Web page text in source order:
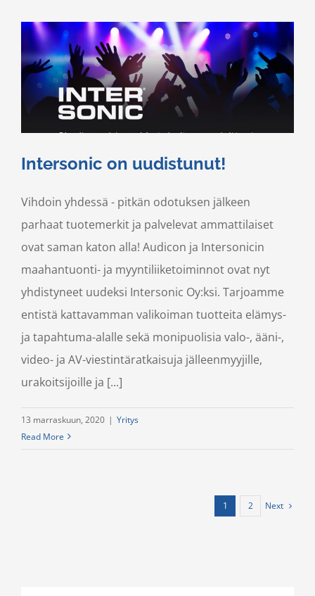
Intersonic on uudistunut!
Vihdoin yhdessä - pitkän odotuksen jälkeen
parhaat tuotemerkit ja palvelevat ammattilaiset
ovat saman katon alla! Audicon ja Intersonicin
maahantuonti- ja myyntiliiketoiminnot ovat nyt
yhdistyneet uudeksi Intersonic Oy:ksi. Tarjoamme
entistä kattavamman valikoiman tuotteita elämys-
ja tapahtuma-alalle sekä monipuolisia valo-, ääni-,
video- ja AV-viestintäratkaisuja jälleenmyyjille,
urakoitsijoille ja [...]
13 marraskuun, 2020 | Yritys
Read More
1 2 Next